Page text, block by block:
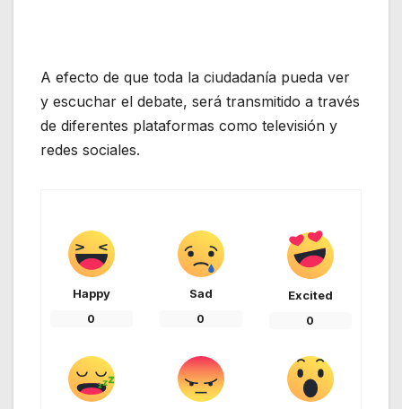
A efecto de que toda la ciudadanía pueda ver
y escuchar el debate, será transmitido a través
de diferentes plataformas como televisión y
redes sociales.
Happy
0
Sad
0
Excited
0